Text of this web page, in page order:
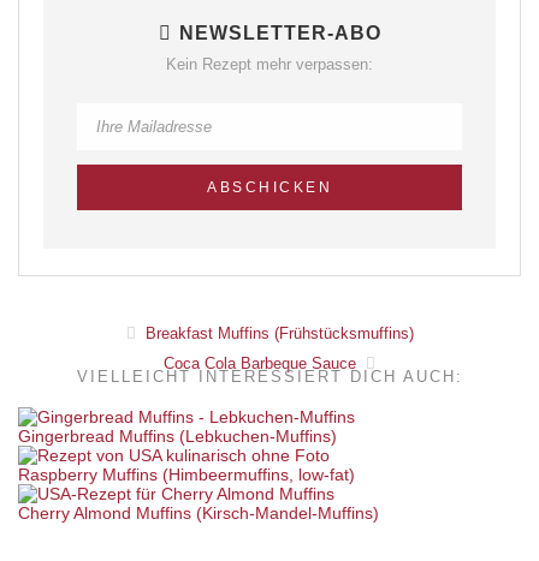
NEWSLETTER-ABO
Kein Rezept mehr verpassen:
Breakfast Muffins (Frühstücksmuffins)
Coca Cola Barbeque Sauce
VIELLEICHT INTERESSIERT DICH AUCH:
Gingerbread Muffins (Lebkuchen-Muffins)
Raspberry Muffins (Himbeermuffins, low-fat)
Cherry Almond Muffins (Kirsch-Mandel-Muffins)